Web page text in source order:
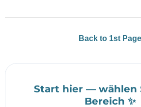
Back to 1st Page
Start hier — wählen
Bereich ✨